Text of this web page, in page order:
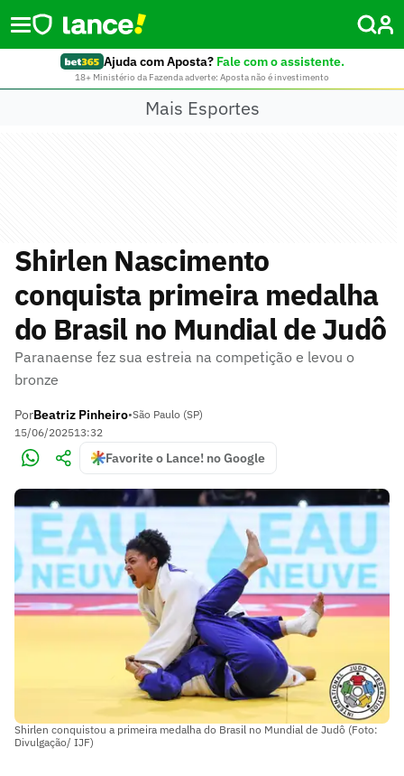
Ajuda com Aposta? Fale com o assistente.
18+ Ministério da Fazenda adverte: Aposta não é investimento
Mais Esportes
Shirlen Nascimento
conquista primeira medalha
do Brasil no Mundial de Judô
Paranaense fez sua estreia na competição e levou o
bronze
PorBeatriz Pinheiro•São Paulo (SP)
15/06/202513:32
Favorite o Lance! no Google
Shirlen conquistou a primeira medalha do Brasil no Mundial de Judô (Foto:
Divulgação/ IJF)